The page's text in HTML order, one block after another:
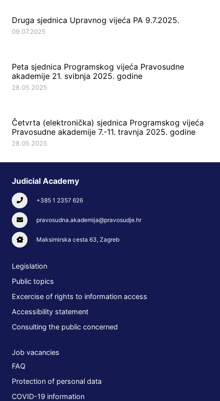
Druga sjednica Upravnog vijeća PA 9.7.2025.
09.07.2025
Peta sjednica Programskog vijeća Pravosudne
akademije 21. svibnja 2025. godine
28.05.2025
Četvrta (elektronička) sjednica Programskog vijeća
Pravosudne akademije 7.-11. travnja 2025. godine
28.05.2025
Judicial Academy
+385 1 2357 626
pravosudna.akademija@pravosudje.hr
Maksimirska cesta 63, Zagreb
Legislation
Public topics
Excercise of rights to information access
Accessibility statement
Consulting the public concerned
Job vacancies
FAQ
Protection of personal data
COVID-19 information